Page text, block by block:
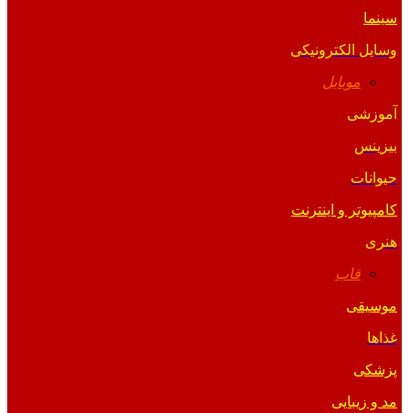
سینما
وسایل الکترونیکی
موبایل
آموزشی
بیزینس
حیوانات
کامپیوتر و اینترنت
هنری
قاب
موسیقی
غذاها
پزشکی
مد و زیبایی